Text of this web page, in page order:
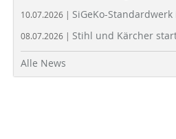
10.07.2026 | SiGeKo-
08.07.2026 | Stihl und Kärcher
Alle News